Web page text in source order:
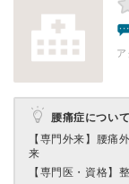
腰痛症について
【専門外来】
腰痛
来
【専門医・資格】